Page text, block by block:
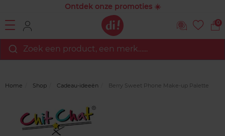
Ontdek onze promoties ☀️
0
Zoek een product, een merk…...
Home Shop Cadeau-ideeën Berry Sweet Phone Make-up Palette